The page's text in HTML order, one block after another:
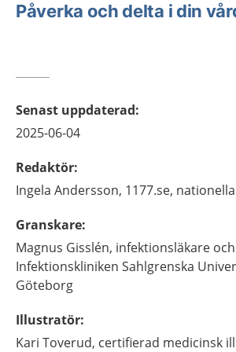
Påverka och delta i din
Senast uppdaterad:
2025-06-04
Redaktör:
Ingela Andersson, 1177.se,
Granskare:
Magnus Gisslén, infektionsläkare
Infektionskliniken Sahlgrenska
Göteborg
Illustratör:
Kari Toverud, certifierad medicinsk